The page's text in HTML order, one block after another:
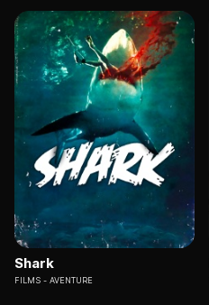
Shark
FILMS AVENTURE